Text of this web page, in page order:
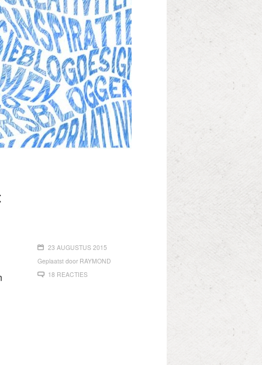
23 AUGUSTUS 2015
Geplaatst door RAYMOND
18 REACTIES